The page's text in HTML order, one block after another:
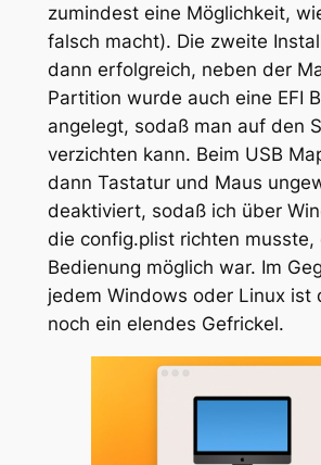
zumindest eine Möglichkeit,
falsch macht). Die zweite
dann erfolgreich, neben der
Partition wurde auch eine EFI
angelegt, sodaß man auf den
verzichten kann. Beim USB
dann Tastatur und Maus
deaktiviert, sodaß ich über
die config.plist richten musste,
Bedienung möglich war. Im
jedem Windows oder Linux ist
noch ein elendes Gefrickel.